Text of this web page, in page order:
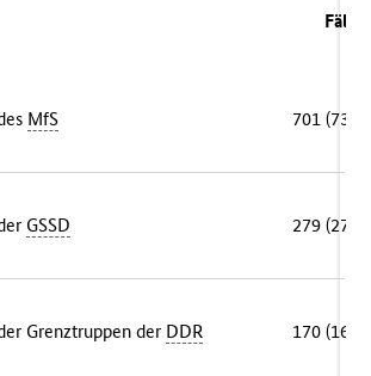
Fälle
MfS 701 (735)
GSSD 279 (275)
Grenztruppen der DDR 170 (166)